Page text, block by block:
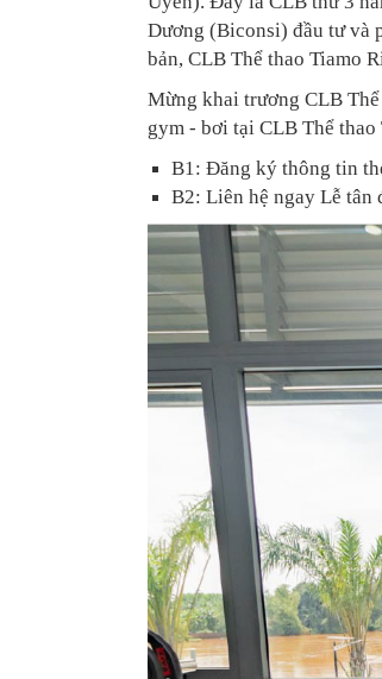
Dương (Biconsi) đầu tư và
bản, CLB Thể thao Tiamo
Mừng khai trương CLB
gym - bơi tại CLB Thể
B1: Đăng ký thông tin
B2: Liên hệ ngay Lễ tân